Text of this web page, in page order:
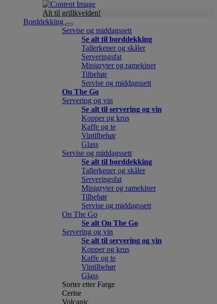
Alt til grillkvelden!
Borddekking
Servise og middagssett
Se alt til borddekking
Tallerkener og skåler
Serveringsfat
Minigryter og ramekiner
Tilbehør
Servise og middagssett
On The Go
Servering og vin
Se alt til servering og vin
Kopper og krus
Kaffe og te
Vintilbehør
Glass
Servise og middagssett
Se alt til borddekking
Tallerkener og skåler
Serveringsfat
Minigryter og ramekiner
Tilbehør
Servise og middagssett
On The Go
Se alt On The Go
Servering og vin
Se alt til servering og vin
Kopper og krus
Kaffe og te
Vintilbehør
Glass
Sorter etter Farge
Cerise
Volcanic